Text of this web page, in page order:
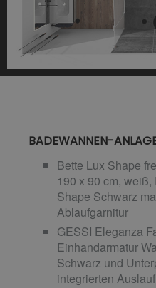
BADEWANNEN-
Bette Lux Shape
190 x 90 cm,
Shape Schwarz
Ablaufgarnitur
GESSI Eleganza
Einhandarmatur
Schwarz und
integrierten Auslauf